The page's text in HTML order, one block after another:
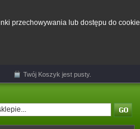
przechowywania lub dostępu do cookie
Twój Koszyk jest pusty.